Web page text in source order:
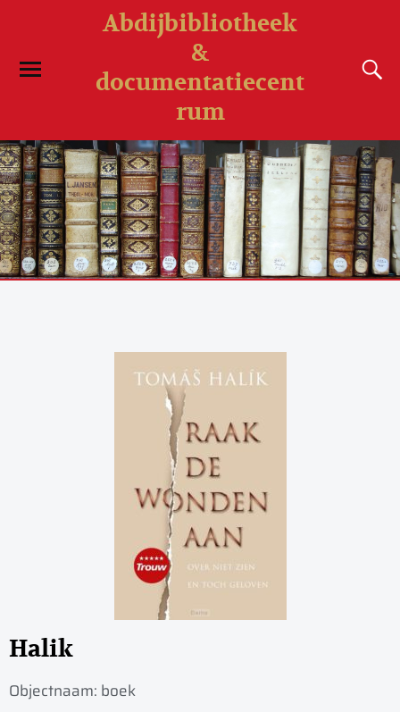
Abdijbibliotheek
&
documentatiecent
rum
Halik
Objectnaam: boek